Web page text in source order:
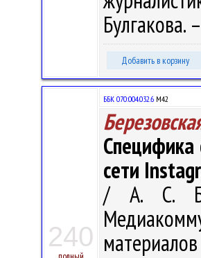
Булгакова.
Добавить в корзину
240
ББК 070:004.032.6 М42
Специфика
сети
/ А. С.